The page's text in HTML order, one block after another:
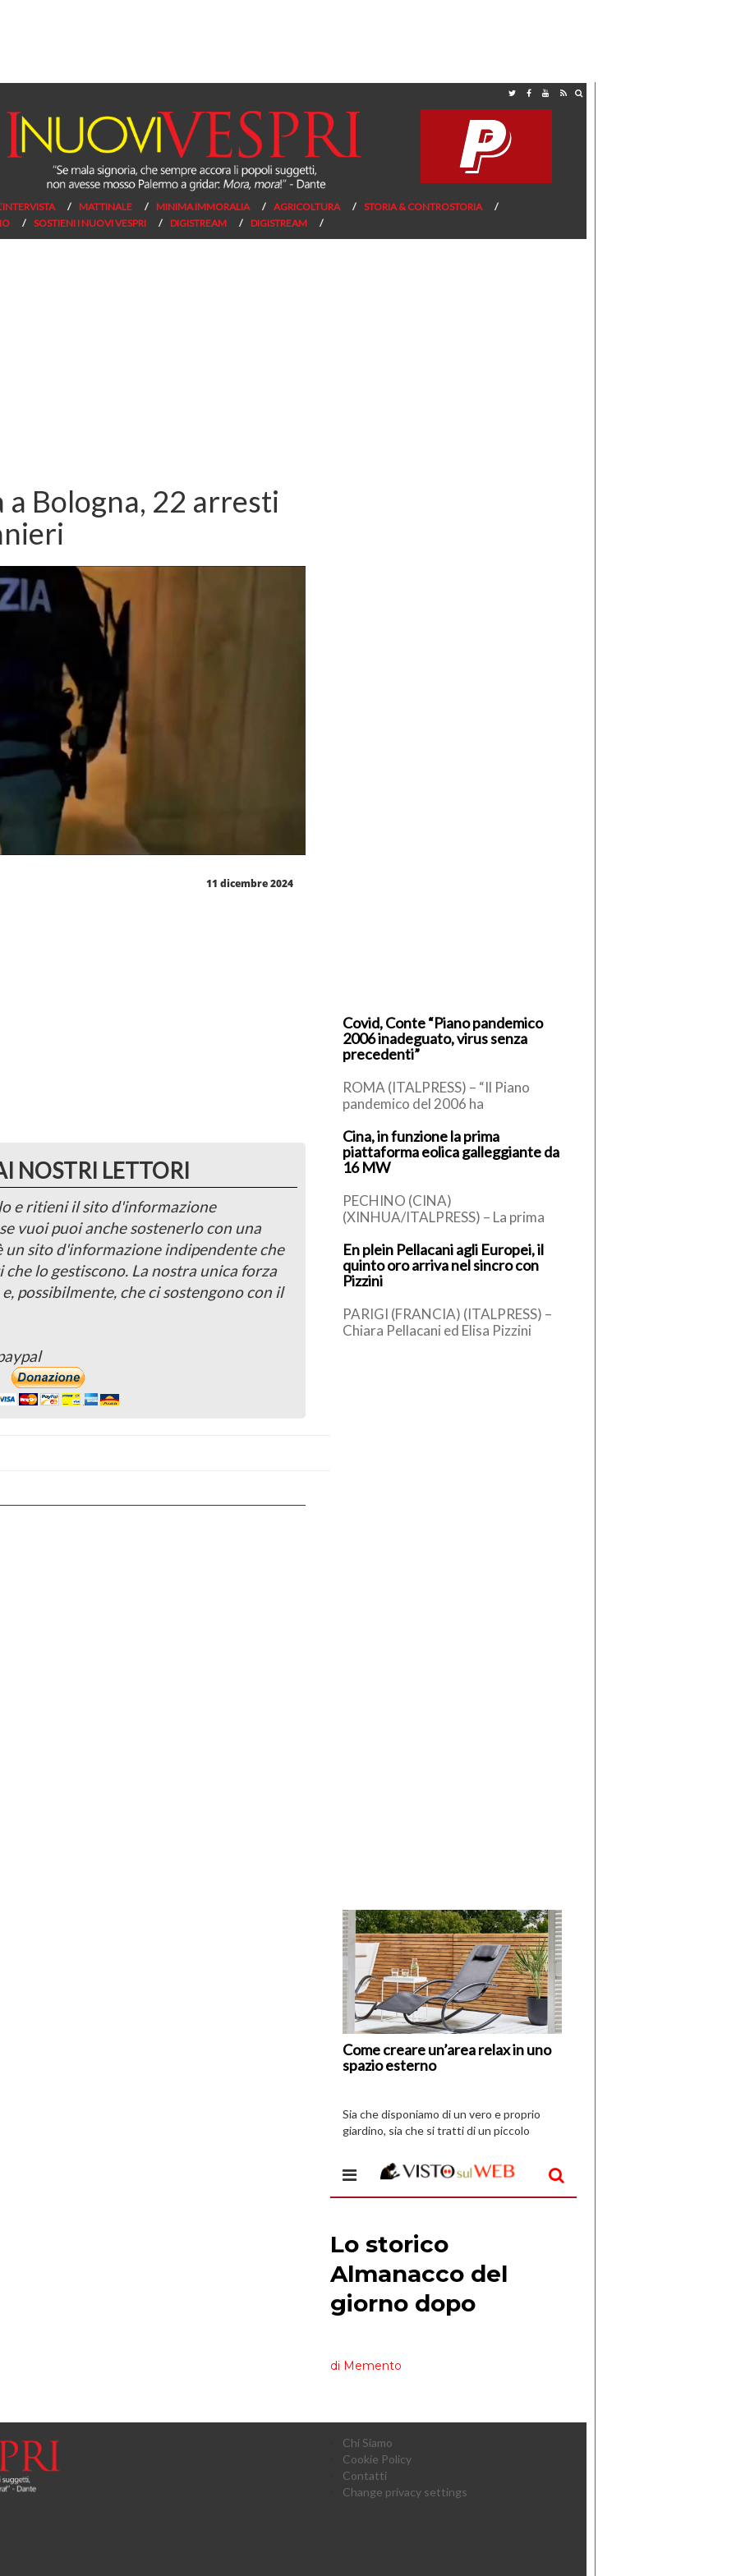
MATTINALE MINIMA IMMORALIA AGRICOLTURA
STORIA & CONTROSTORIA
SOSTIENI I NUOVI VESPRI DIGISTREAM DIGISTREAM
a Bologna, 22 arresti
11 dicembre 2024
NOSTRI LETTORI
e ritieni il sito d'informazione
vuoi puoi anche sostenerlo con una
sito d'informazione indipendente che
lo gestiscono. La nostra unica forza
possibilmente, che ci sostengono con il
Covid, Conte “Piano pandemico
2006 inadeguato, virus senza
precedenti”
ROMA (ITALPRESS) – “Il Piano
pandemico del 2006 ha
totalmente inadeguata, perchè ci
trovavamo dinanzi a un […]
Cina, in funzione la prima
piattaforma eolica galleggiante da
16 MW
PECHINO (CINA)
(XINHUA/ITALPRESS) – La prima
cinese da 16 megawatt, sviluppata
in modo indipendente e dotata di
[…]
En plein Pellacani agli Europei, il
quinto oro arriva nel sincro con
Pizzini
PARIGI (FRANCIA) (ITALPRESS) –
Chiara Pellacani ed Elisa Pizzini
Come creare un’area relax in uno
spazio esterno
di
I
Vespri
Sia che disponiamo di un vero e proprio
giardino, sia che si tratti di un piccolo
Chi Siamo
Cookie Policy
Contatti
Change privacy settings